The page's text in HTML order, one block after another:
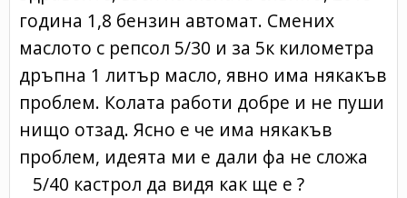
година 1,8 бензин автомат. Смених
маслото с репсол 5/30 и за 5к километра
дръпна 1 литър масло, явно има някакъв
проблем. Колата работи добре и не пуши
нищо отзад. Ясно е че има някакъв
проблем, идеята ми е дали фа не сложа
5/40 кастрол да видя как ще е ?